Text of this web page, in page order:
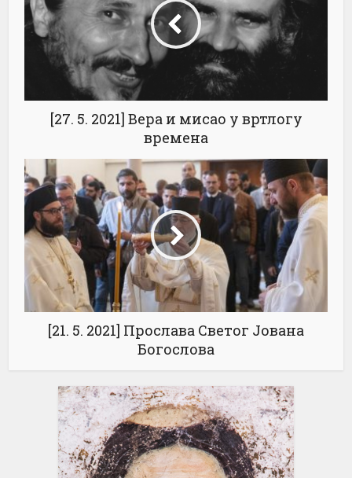
[27. 5. 2021] Вера и мисао у вртлогу
времена
[21. 5. 2021] Прослава Светог Јована
Богослова